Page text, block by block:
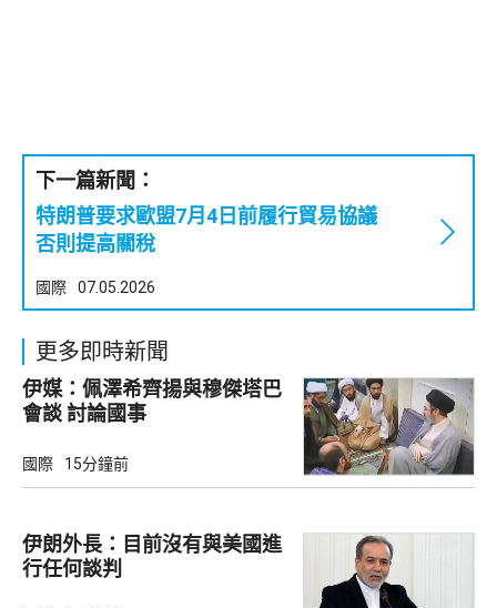
下一篇新聞：
特朗普要求歐盟7月4日前履行貿易協議
否則提高關稅
國際 07.05.2026
更多即時新聞
伊媒：佩澤希齊揚與穆傑塔巴
會談 討論國事
國際 15分鐘前
伊朗外長：目前沒有與美國進
行任何談判